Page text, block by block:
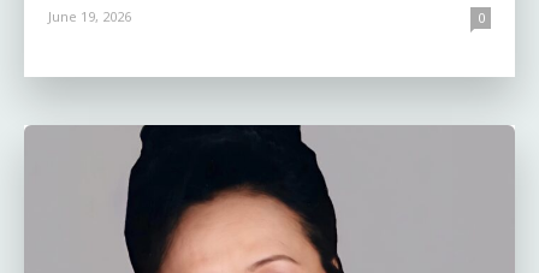
June 19, 2026 0